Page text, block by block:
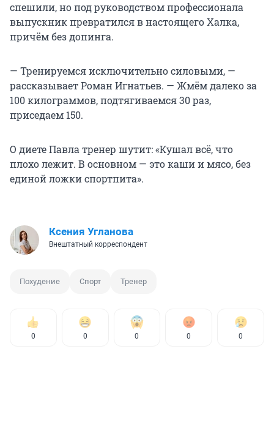
спешили, но под руководством профессионала
выпускник превратился в настоящего Халка,
причём без допинга.
— Тренируемся исключительно силовыми, —
рассказывает Роман Игнатьев. — Жмём далеко за
100 килограммов, подтягиваемся 30 раз,
приседаем 150.
О диете Павла тренер шутит: «Кушал всё, что
плохо лежит. В основном — это каши и мясо, без
единой ложки спортпита».
Ксения Угланова
Внештатный корреспондент
Похудение Спорт Тренер
0 0 0 0 0